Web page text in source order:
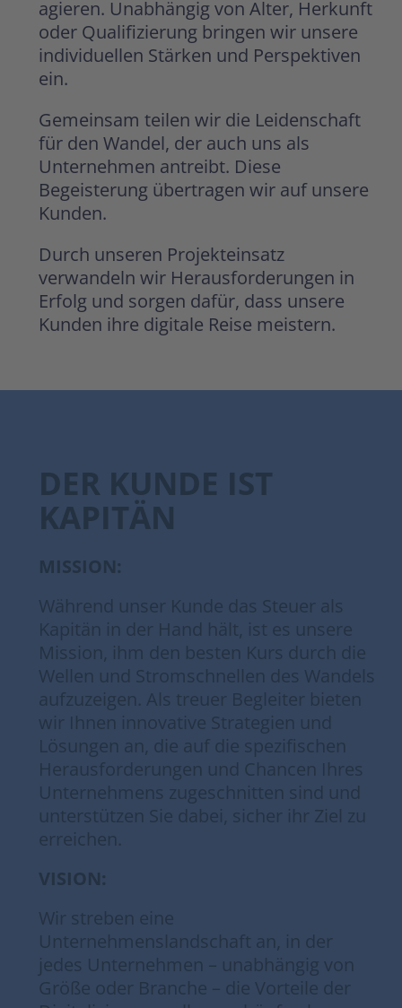
agieren. Unabhängig von Alter, Herkunft
oder Qualifizierung bringen wir unsere
individuellen Stärken und Perspektiven
ein.
Gemeinsam teilen wir die Leidenschaft
für den Wandel, der auch uns als
Unternehmen antreibt. Diese
Begeisterung übertragen wir auf unsere
Kunden.
Durch unseren Projekteinsatz
verwandeln wir Herausforderungen in
Erfolg und sorgen dafür, dass unsere
Kunden ihre digitale Reise meistern.
DER KUNDE IST
KAPITÄN
MISSION:
Während unser Kunde das Steuer als
Kapitän in der Hand hält, ist es unsere
Mission, ihm den besten Kurs durch die
Wellen und Stromschnellen des Wandels
aufzuzeigen. Als treuer Begleiter bieten
wir Ihnen innovative Strategien und
Lösungen an, die auf die spezifischen
Herausforderungen und Chancen Ihres
Unternehmens zugeschnitten sind und
unterstützen Sie dabei, sicher ihr Ziel zu
erreichen.
VISION:
Wir streben eine
Unternehmenslandschaft an, in der
jedes Unternehmen – unabhängig von
Größe oder Branche – die Vorteile der